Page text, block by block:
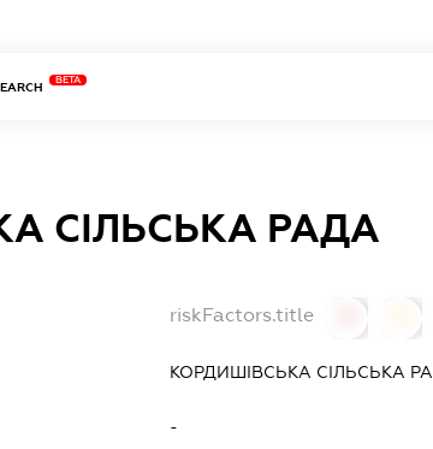
BETA
СІЛЬСЬКА РАДА
riskFactors.title
КОРДИШІВСЬКА СІЛЬСЬКА
-